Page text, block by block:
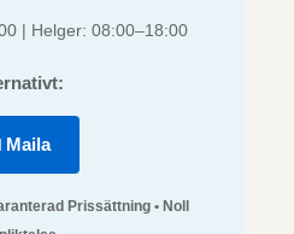
| Helger: 08:00–18:00
Maila
Prissättning • Noll